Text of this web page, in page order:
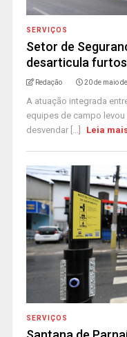
SERVIÇOS
Setor de
desarticula
Redação 20 de maio
A atuação integrada
equipes de campo levou
desvendar [...]
Leia
SERVIÇOS